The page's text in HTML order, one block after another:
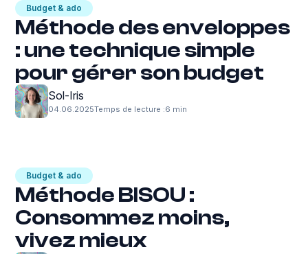
Budget & ado
Méthode des enveloppes
: une technique simple
pour gérer son budget
Sol-Iris
04.06.2025Temps de lecture :6 min
Budget & ado
Méthode BISOU :
Consommez moins,
vivez mieux